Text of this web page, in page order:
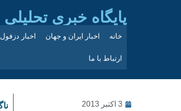
پایگاه خبری تحلیلی
خانه اخبار ایران و جهان اخبار دزفول
ارتباط با ما
3 اکتبر 2013